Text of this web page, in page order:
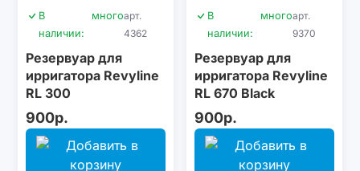
В
наличии:
многоарт.
4362
Резервуар для
ирригатора Revyline
RL 300
900р.
В
наличии:
многоарт.
9370
Резервуар для
ирригатора Revyline
RL 670 Black
900р.